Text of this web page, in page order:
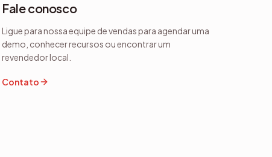
Fale conosco
Ligue para nossa equipe de vendas para agendar uma
demo, conhecer recursos ou encontrar um
revendedor local.
Contato